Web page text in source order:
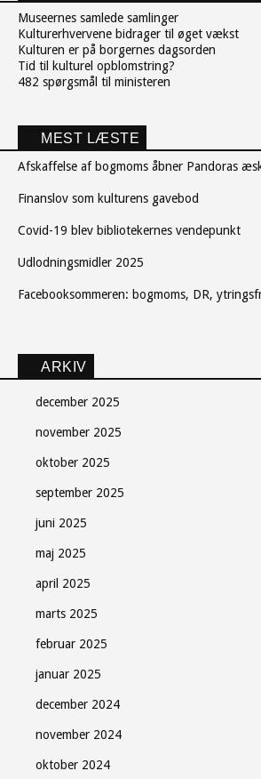
Museernes samlede samlinger
Kulturerhvervene bidrager til øget vækst
Kulturen er på borgernes dagsorden
Tid til kulturel opblomstring?
482 spørgsmål til ministeren
MEST LÆSTE
Afskaffelse af bogmoms åbner Pandoras
Finanslov som kulturens gavebod
Covid-19 blev bibliotekernes vendepunkt
Udlodningsmidler 2025
Facebooksommeren: bogmoms, DR,
ARKIV
december 2025
november 2025
oktober 2025
september 2025
juni 2025
maj 2025
april 2025
marts 2025
februar 2025
januar 2025
december 2024
november 2024
oktober 2024